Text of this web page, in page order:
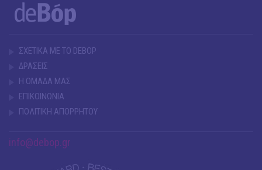
ΣΧΕΤΙΚΑ ΜΕ ΤΟ DEBOP
ΔΡΑΣΕΙΣ
Η ΟΜΑΔΑ ΜΑΣ
ΕΠΙΚΟΙΝΩΝΙΑ
ΠΟΛΙΤΙΚΗ ΑΠΟΡΡΗΤΟΥ
info@debop.gr